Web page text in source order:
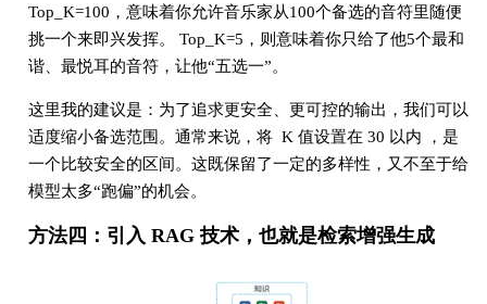
Top_K=100，意味着你允许音乐家从100个备选的音符里随便
挑一个来即兴发挥。 Top_K=5，则意味着你只给了他5个最和
谐、最悦耳的音符，让他“五选一”。
这里我的建议是：为了追求更安全、更可控的输出，我们可以
适度缩小备选范围。通常来说，将 K 值设置在 30 以内 ，是
一个比较安全的区间。这既保留了一定的多样性，又不至于给
模型太多“跑偏”的机会。
方法四：引入 RAG 技术，也就是检索增强生成